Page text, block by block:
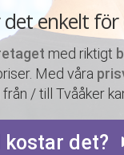
det enkelt
med riktigt
Med våra
/ till Tvååker
kostar det?